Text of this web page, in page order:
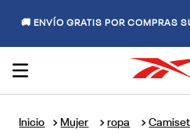
🚚 ENVÍO GRATIS POR COMPRAS
Mujer ropa